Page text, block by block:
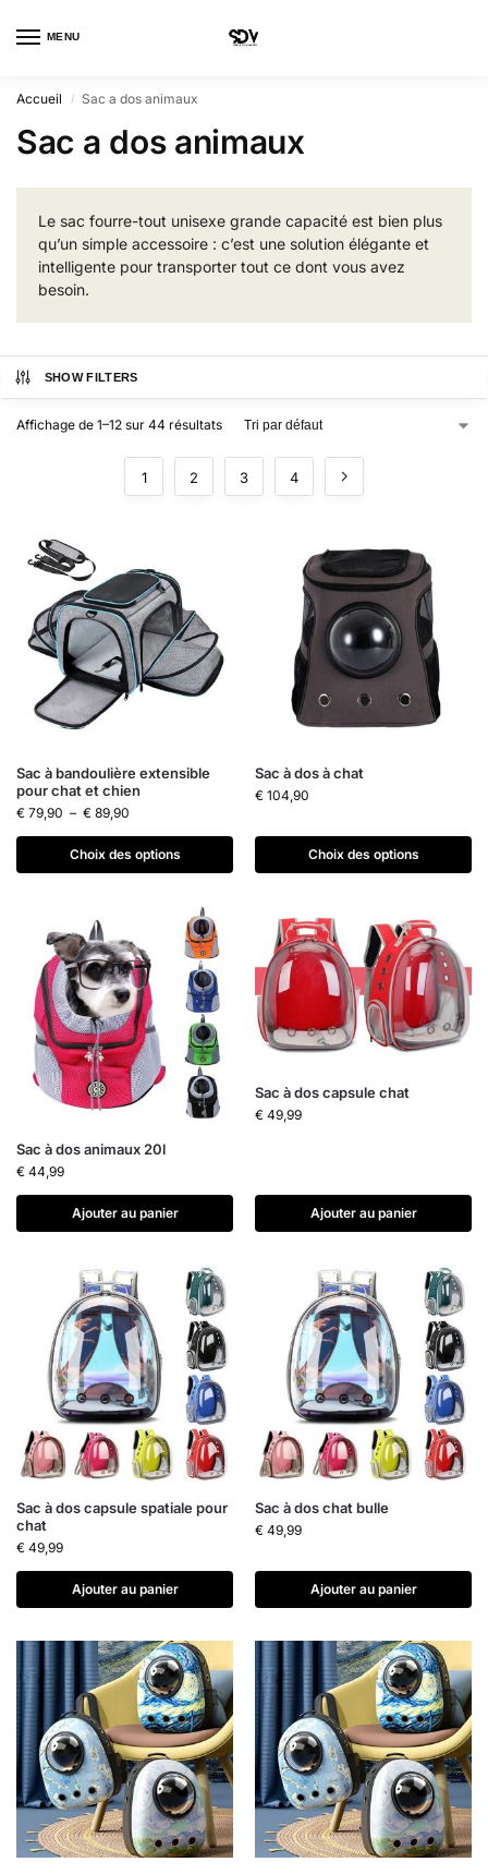
MENU
Accueil / Sac a dos animaux
Sac a dos animaux
Le sac fourre-tout unisexe grande capacité est bien plus
qu’un simple accessoire : c’est une solution élégante et
intelligente pour transporter tout ce dont vous avez
besoin.
SHOW FILTERS
Affichage de 1–12 sur 44 résultats
1 2 3 4
Sac à bandoulière extensible
pour chat et chien
€ 79,90 – € 89,90
Choix des options
Sac à dos à chat
€ 104,90
Choix des options
Sac à dos animaux 20l
€ 44,99
Ajouter au panier
Sac à dos capsule chat
€ 49,99
Ajouter au panier
Sac à dos capsule spatiale pour
chat
€ 49,99
Ajouter au panier
Sac à dos chat bulle
€ 49,99
Ajouter au panier